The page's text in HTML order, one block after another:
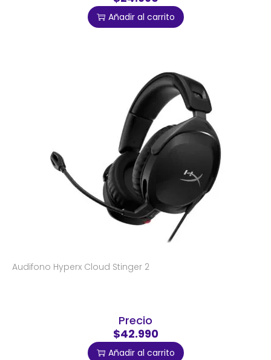
Añadir al carrito
Audifono Hyperx Cloud Stinger 2
Precio
$42.990
Añadir al carrito